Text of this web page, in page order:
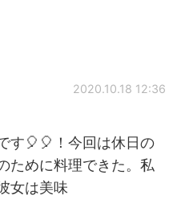
2020.10.18 12:36
す🎈🎈！今回は休日の
ために料理できた。私
女は美味